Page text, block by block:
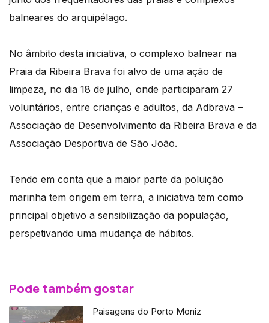
balneares do arquipélago.
No âmbito desta iniciativa, o complexo balnear na
Praia da Ribeira Brava foi alvo de uma ação de
limpeza, no dia 18 de julho, onde participaram 27
voluntários, entre crianças e adultos, da Adbrava –
Associação de Desenvolvimento da Ribeira Brava e da
Associação Desportiva de São João.
Tendo em conta que a maior parte da poluição
marinha tem origem em terra, a iniciativa tem como
principal objetivo a sensibilização da população,
perspetivando uma mudança de hábitos.
Pode também gostar
Paisagens do Porto Moniz